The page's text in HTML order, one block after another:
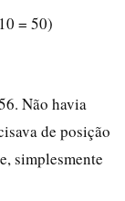
= 50)
Não havia
de posição
simplesmente